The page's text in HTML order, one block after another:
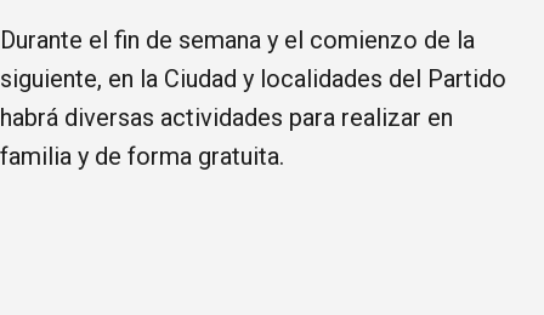
Durante el fin de semana y el comienzo de la
siguiente, en la Ciudad y localidades del Partido
habrá diversas actividades para realizar en
familia y de forma gratuita.